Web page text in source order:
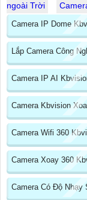
ngoài Trời
Camera IP Dome
Lắp Camera Công
Camera IP AI
Camera Kbvision
Camera Wifi 360
Camera Xoay 360
Camera Có Độ Nhạy